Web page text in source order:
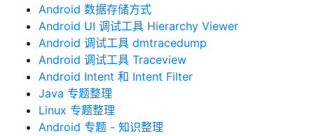
Android 数据存储方式
Android UI 调试工具 Hierarchy Viewer
Android 调试工具 dmtracedump
Android 调试工具 Traceview
Android Intent 和 Intent Filter
Java 专题整理
Linux 专题整理
Android 专题 - 知识整理